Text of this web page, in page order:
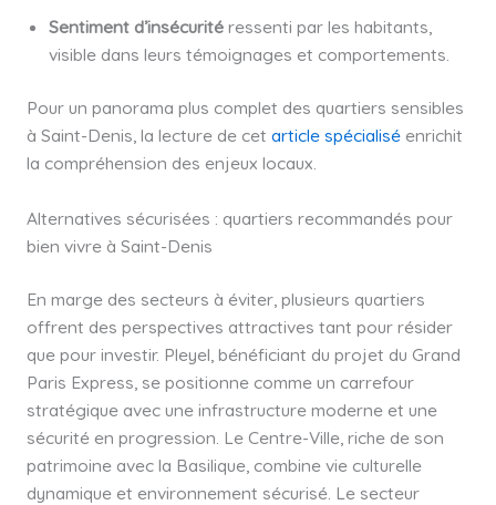
Sentiment d’insécuritéressenti par les habitants,
visible dans leurs témoignages et comportements.
Pour un panorama plus complet des quartiers sensibles
à Saint-Denis, la lecture de cet article spécialiséenrichit
la compréhension des enjeux locaux.
Alternatives sécurisées : quartiers recommandés pour
bien vivre à Saint-Denis
En marge des secteurs à éviter, plusieurs quartiers
offrent des perspectives attractives tant pour résider
que pour investir. Pleyel, bénéficiant du projet du Grand
Paris Express, se positionne comme un carrefour
stratégique avec une infrastructure moderne et une
sécurité en progression. Le Centre-Ville, riche de son
patrimoine avec la Basilique, combine vie culturelle
dynamique et environnement sécurisé. Le secteur